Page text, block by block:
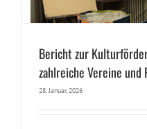
Bericht zur
zahlreiche Vereine und
28. Januar, 2026